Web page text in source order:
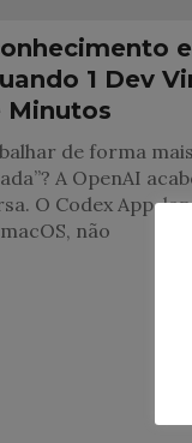
1 Dev
Minutos
de forma mais
A OpenAI
O Codex App,
não